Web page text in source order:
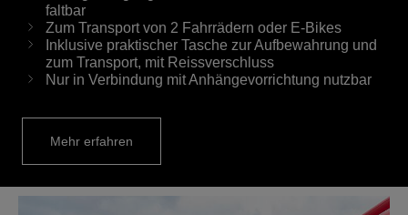
faltbar
Zum Transport von 2 Fahrrädern oder E-Bikes
Inklusive praktischer Tasche zur Aufbewahrung und
zum Transport, mit Reissverschluss
Nur in Verbindung mit Anhängevorrichtung nutzbar
Mehr erfahren